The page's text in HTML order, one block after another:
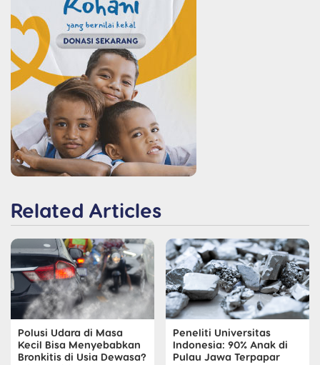
Related Articles
Polusi Udara di Masa
Kecil Bisa Menyebabkan
Bronkitis di Usia Dewasa?
Peneliti Universitas
Indonesia: 90% Anak di
Pulau Jawa Terpapar